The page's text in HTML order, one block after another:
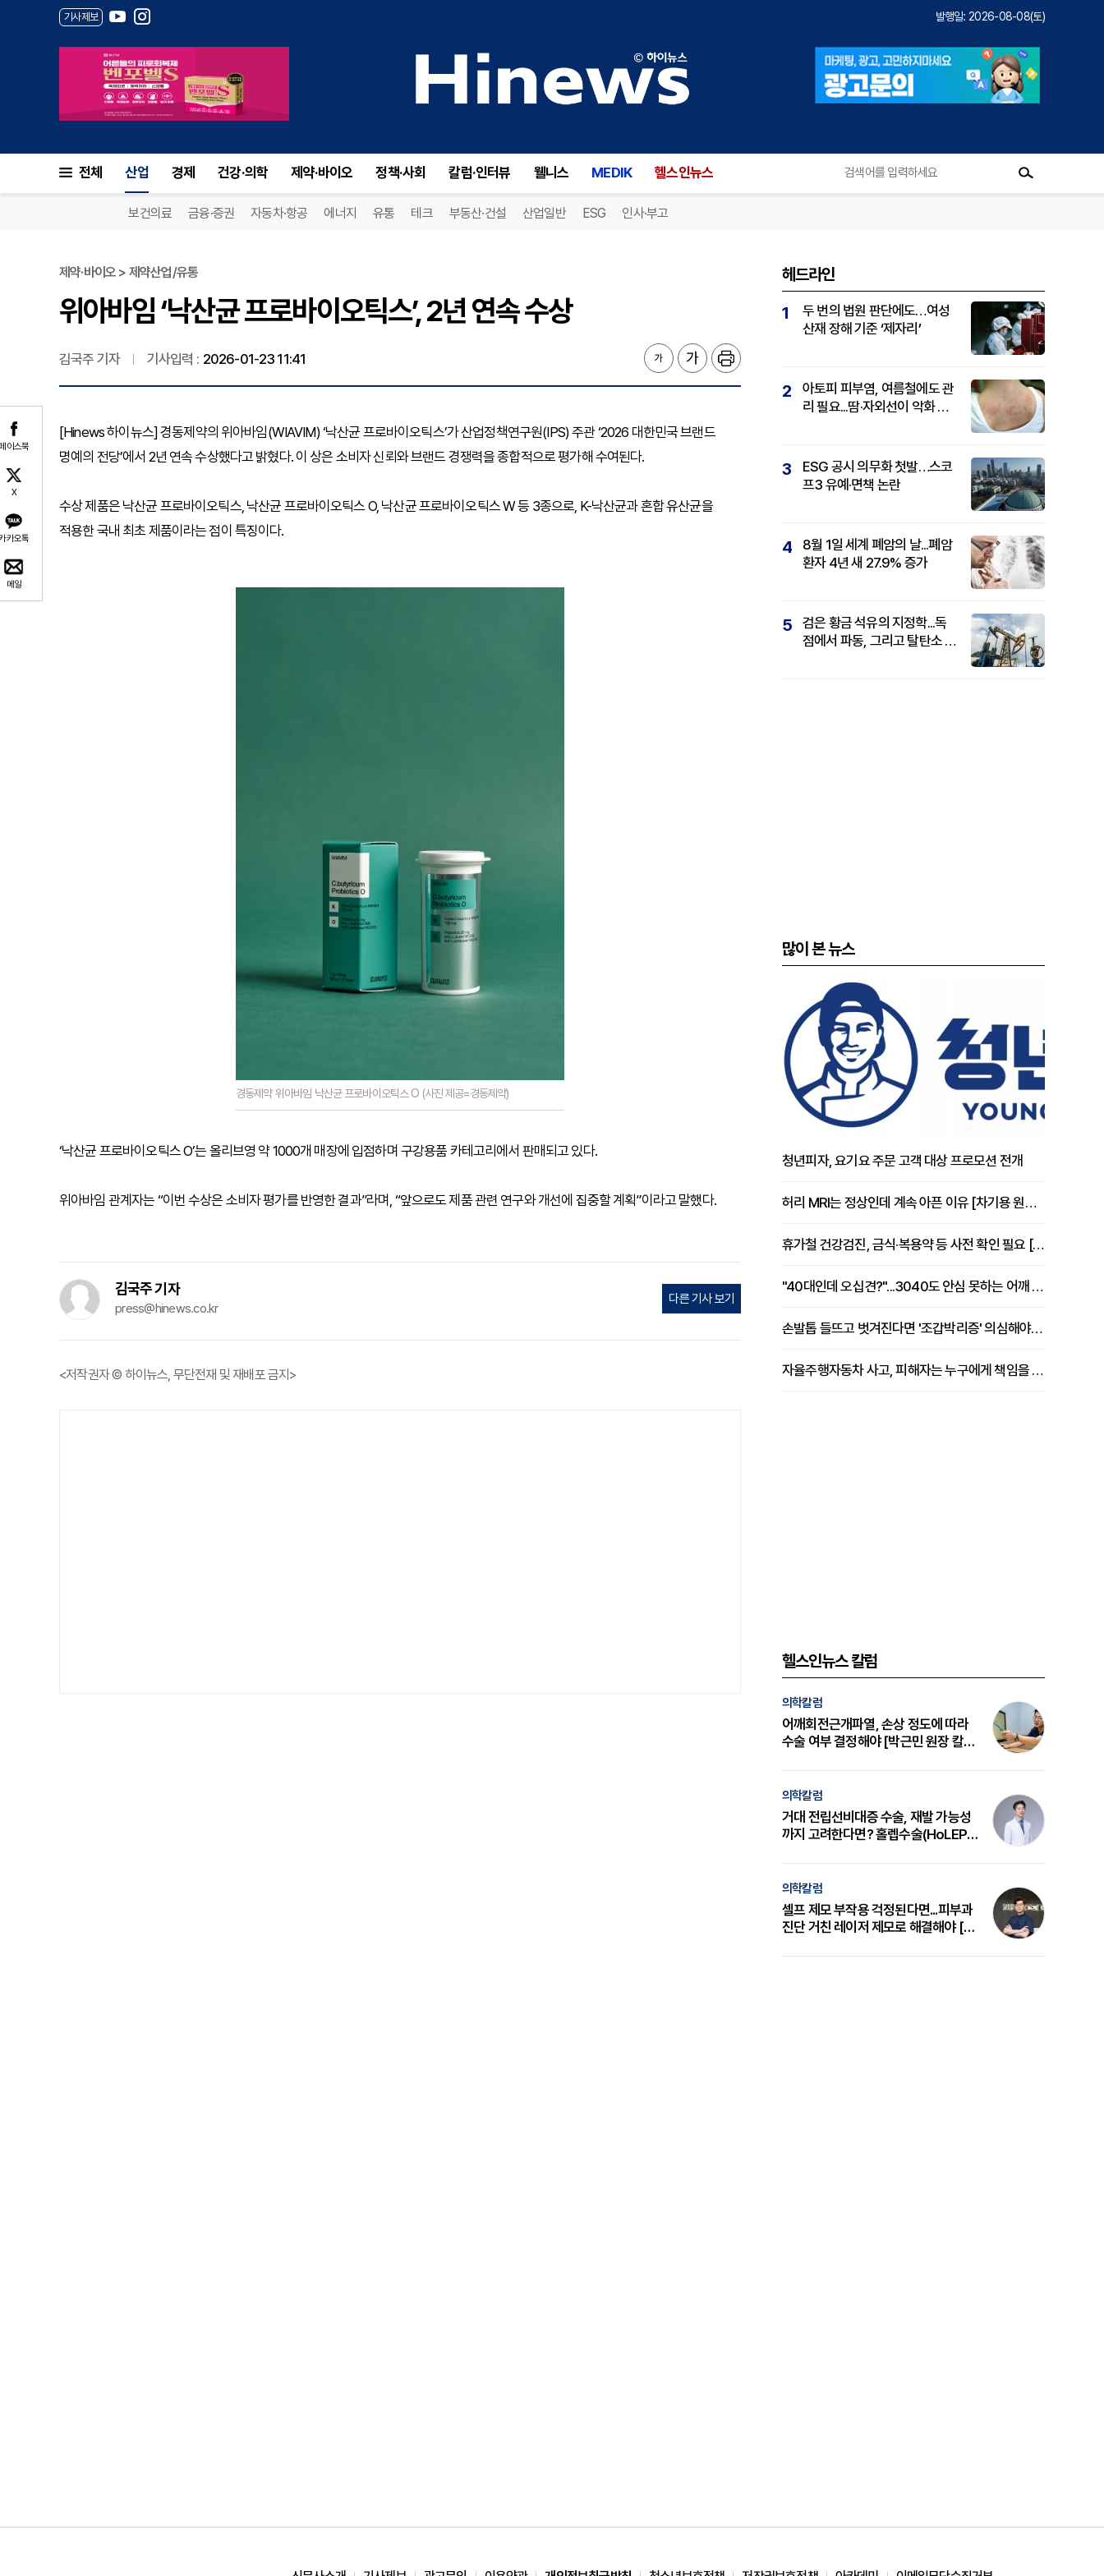
기사제보 발행일: 2026-08-08(토)
전체 산업 경제 건강·의학 제약·바이오 정책·사회 칼럼·인터뷰 웰니스 MEDIK 헬스인뉴스
보건의료 금융·증권 자동차·항공 에너지 유통 테크 부동산·건설 산업일반 ESG 인사·부고
이스북
X
카오톡
메일
제약·바이오 > 제약산업/유통
위아바임 ‘낙산균 프로바이오틱스’, 2년 연속 수상
김국주 기자 기사입력 : 2026-01-23 11:41
[Hinews 하이뉴스] 경동제약의 위아바임(WIAVIM) ‘낙산균 프로바이오틱스’가 산업정책연구원(IPS) 주관 ‘2026 대한민국 브랜드
명예의 전당’에서 2년 연속 수상했다고 밝혔다. 이 상은 소비자 신뢰와 브랜드 경쟁력을 종합적으로 평가해 수여된다.
수상 제품은 낙산균 프로바이오틱스, 낙산균 프로바이오틱스 O, 낙산균 프로바이오틱스 W 등 3종으로, K-낙산균과 혼합 유산균을
적용한 국내 최초 제품이라는 점이 특징이다.
경동제약 위아바임 낙산균 프로바이오틱스 O (사진 제공=경동제약)
‘낙산균 프로바이오틱스 O’는 올리브영 약 1000개 매장에 입점하며 구강용품 카테고리에서 판매되고 있다.
위아바임 관계자는 “이번 수상은 소비자 평가를 반영한 결과”라며, “앞으로도 제품 관련 연구와 개선에 집중할 계획”이라고 말했다.
김국주 기자
press@hinews.co.kr
다른 기사 보기
<저작권자 © 하이뉴스, 무단전재 및 재배포 금지>
헤드라인
1
두 번의 법원 판단에도…여성
산재 장해 기준 ‘제자리’
2
아토피 피부염, 여름철에도 관
리 필요...땀·자외선이 악화 요
3
ESG 공시 의무화 첫발…스코
프3 유예·면책 논란
4
8월 1일 세계 폐암의 날...폐암
환자 4년 새 27.9% 증가
5
검은 황금 석유의 지정학...독
점에서 파동, 그리고 탈탄소 패
많이 본 뉴스
청년피자, 요기요 주문 고객 대상 프로모션 전개
허리 MRI는 정상인데 계속 아픈 이유 [차기용 원장 칼럼]
휴가철 건강검진, 금식·복용약 등 사전 확인 필요 [정도감 원장 칼럼]
"40대인데 오십견?"...3040도 안심 못하는 어깨 유착성 관절낭염
손발톱 들뜨고 벗겨진다면 '조갑박리증' 의심해야 [김철윤 원장 칼럼]
자율주행자동차 사고, 피해자는 누구에게 책임을 물을 수 있을까
헬스인뉴스 칼럼
의학칼럼
어깨회전근개파열, 손상 정도에 따라
수술 여부 결정해야 [박근민 원장 칼
의학칼럼
거대 전립선비대증 수술, 재발 가능성
까지 고려한다면? 홀렙수술(HoLEP)
의학칼럼
셀프 제모 부작용 걱정된다면...피부과
진단 거친 레이저 제모로 해결해야 [변